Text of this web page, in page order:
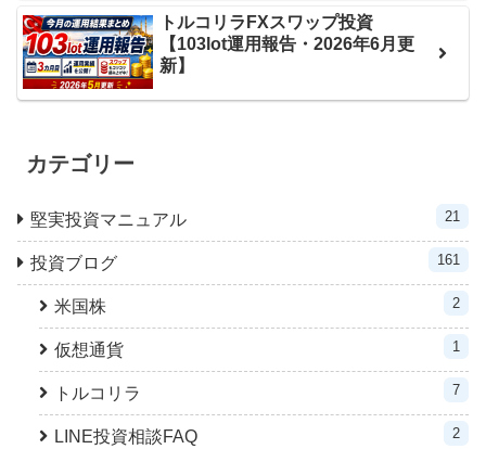
トルコリラFXスワップ投資
【103lot運用報告・2026年6月更
新】
カテゴリー
堅実投資マニュアル 21
投資ブログ 161
米国株 2
仮想通貨 1
トルコリラ 7
LINE投資相談FAQ 2